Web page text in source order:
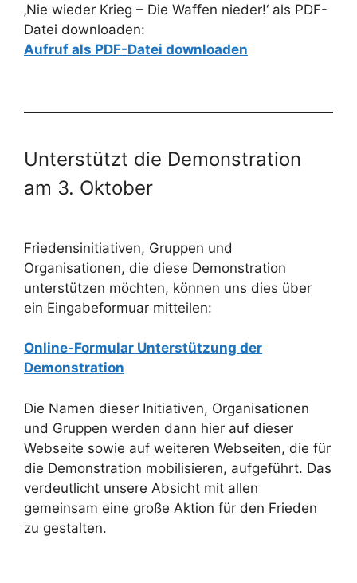
‚Nie wieder Krieg – Die Waffen nieder!‘ als PDF-
Datei downloaden:
Aufruf als PDF-Datei downloaden
Unterstützt die Demonstration
am 3. Oktober
Friedensinitiativen, Gruppen und
Organisationen, die diese Demonstration
unterstützen möchten, können uns dies über
ein Eingabeformuar mitteilen:
Online-Formular Unterstützung der
Demonstration
Die Namen dieser Initiativen, Organisationen
und Gruppen werden dann hier auf dieser
Webseite sowie auf weiteren Webseiten, die für
die Demonstration mobilisieren, aufgeführt. Das
verdeutlicht unsere Absicht mit allen
gemeinsam eine große Aktion für den Frieden
zu gestalten.